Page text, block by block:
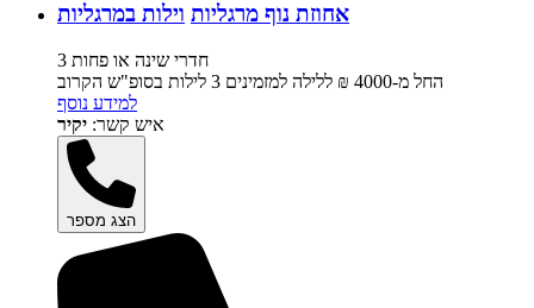
אחוזת נוף מרגליות וילות במרגליות
3 חדרי שינה או פחות
החל מ-‏4000 ₪ ללילה למזמינים 3 לילות בסופ"ש הקרוב
למידע נוסף
איש קשר: יקיר
הצג מספר